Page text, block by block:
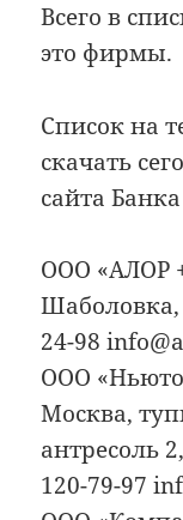
Всего в
это фирмы.
Список на
скачать
сайта
ООО «АЛОР
Шаболовка,
24-98
ООО
Москва,
антресоль
120-79-97